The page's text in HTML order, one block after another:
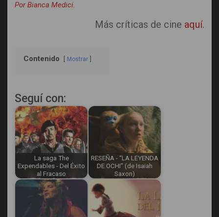
Por Bianca Medici.
Más críticas de cine aquí.
Contenido Mostrar
Seguí con:
La saga The
Expendables - Del Éxito
al Fracaso
RESEÑA - “LA LEYENDA
DE OCHI” (de Isaiah
Saxon)